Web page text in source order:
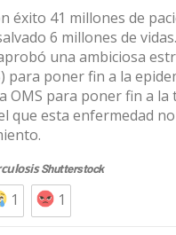
éxito 41 millones de
6 millones de
una ambiciosa
para poner fin a la
OMS para poner fin a
que esta enfermedad no
Shutterstock
1 1